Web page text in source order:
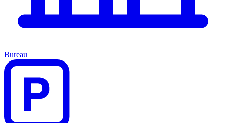
Bureau